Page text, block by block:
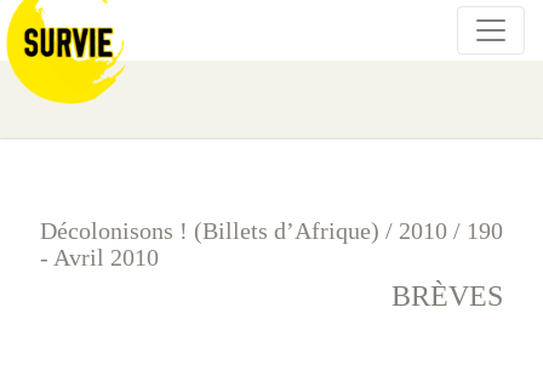
Décolonisons ! (Billets d’Afrique) / 2010 / 190
- Avril 2010
BRÈVES